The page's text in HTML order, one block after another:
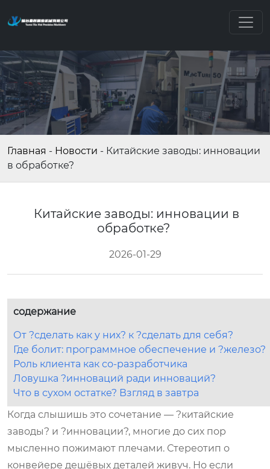
Главная - Новости - Китайские заводы: инновации
в обработке?
Китайские заводы: инновации в
обработке?
2026-01-29
содержание
От ?сделать как у них? к ?сделать для себя?
Где болит: программное обеспечение и ?железо?
Роль клиента как со-разработчика
Ловушка ?инноваций ради инноваций?
Что в сухом остатке? Взгляд в завтра
Когда слышишь это сочетание — ?китайские
заводы? и ?инновации?, многие до сих пор
мысленно пожимают плечами. Стереотип о
конвейере дешёвых деталей живуч. Но если